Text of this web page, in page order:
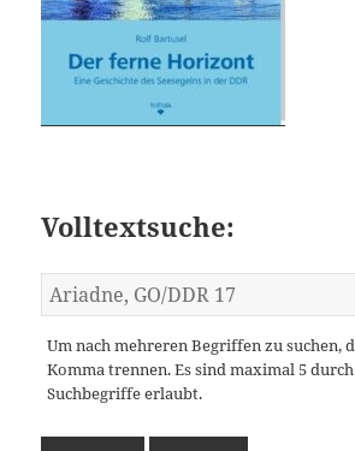
Volltextsuche:
Um nach mehreren Begriffen zu suchen,
Komma trennen. Es sind maximal 5
Suchbegriffe erlaubt.